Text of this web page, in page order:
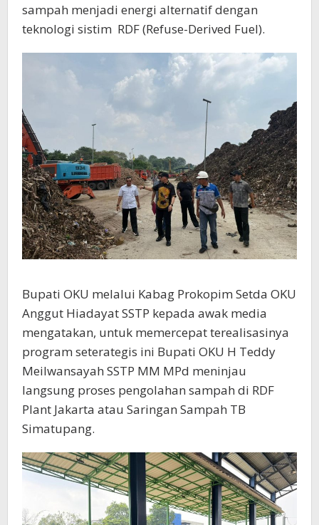
sampah menjadi energi alternatif dengan
teknologi sistim RDF (Refuse-Derived Fuel).
Bupati OKU melalui Kabag Prokopim Setda OKU
Anggut Hiadayat SSTP kepada awak media
mengatakan, untuk memercepat terealisasinya
program seterategis ini Bupati OKU H Teddy
Meilwansayah SSTP MM MPd meninjau
langsung proses pengolahan sampah di RDF
Plant Jakarta atau Saringan Sampah TB
Simatupang.